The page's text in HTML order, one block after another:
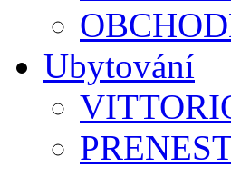
Ubytování